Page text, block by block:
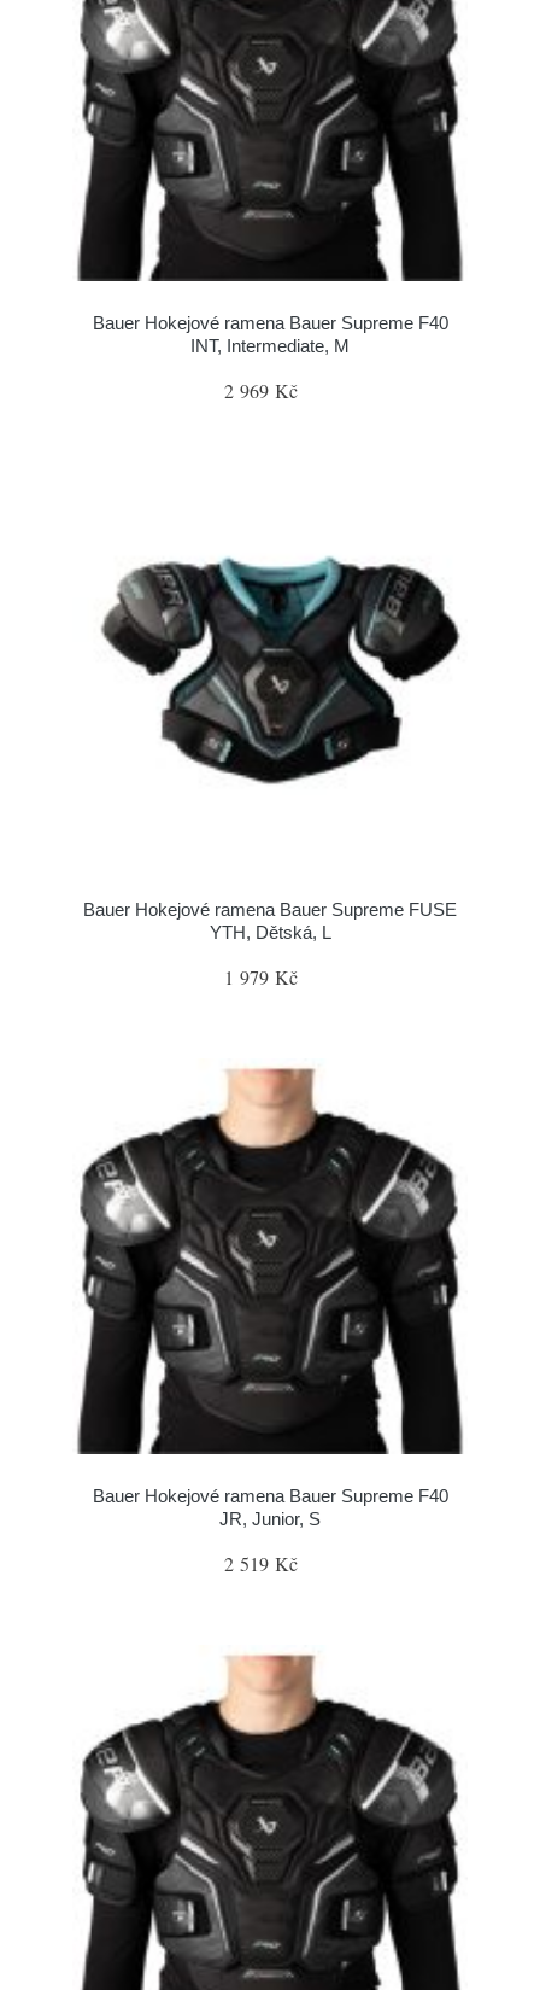
Bauer Hokejové ramena Bauer Supreme F40
INT, Intermediate, M
2 969 Kč
Bauer Hokejové ramena Bauer Supreme FUSE
YTH, Dětská, L
1 979 Kč
Bauer Hokejové ramena Bauer Supreme F40
JR, Junior, S
2 519 Kč